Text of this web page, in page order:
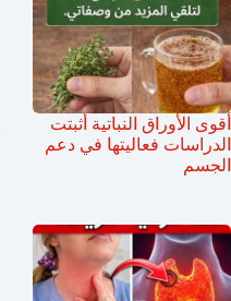
أقوى الأوراق النباتية أثبتت
الدراسات فعاليتها في دعم
الجسم